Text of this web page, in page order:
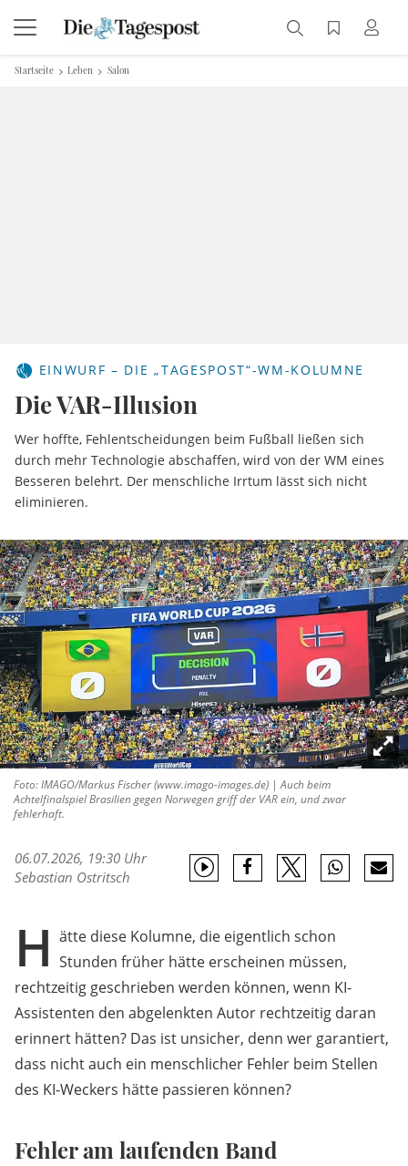
Startseite Leben Salon
EINWURF – DIE „TAGESPOST“-WM-KOLUMNE
Die VAR-Illusion
Wer hoffte, Fehlentscheidungen beim Fußball ließen sich
durch mehr Technologie abschaffen, wird von der WM eines
Besseren belehrt. Der menschliche Irrtum lässt sich nicht
eliminieren.
Foto: IMAGO/Markus Fischer (www.imago-images.de) | Auch beim
Achtelfinalspiel Brasilien gegen Norwegen griff der VAR ein, und zwar
fehlerhaft.
06.07.2026, 19:30 Uhr
Sebastian Ostritsch
H ätte diese Kolumne, die eigentlich schon
Stunden früher hätte erscheinen müssen,
rechtzeitig geschrieben werden können, wenn KI-
Assistenten den abgelenkten Autor rechtzeitig daran
erinnert hätten? Das ist unsicher, denn wer garantiert,
dass nicht auch ein menschlicher Fehler beim Stellen
des KI-Weckers hätte passieren können?
Fehler am laufenden Band